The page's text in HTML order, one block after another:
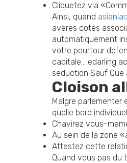
Cliquetez via
Ainsi, quand
averes cotes
automatiquement
votre pourtour
capitale… edarling
seduction Sauf Que
Cloison
Malgre parlementer
quelle bord
Chavirez vous-
Au sein de la zone
Attestez cette
Quand vous pas du